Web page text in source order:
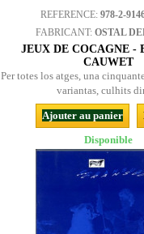
REFERENCE: 978-2-
FABRICANT: OSTAL
JEUX DE COCAGNE -
CAUWET
Per totes los atges, una
variantas, culhits
Ajouter au panier
Disponible